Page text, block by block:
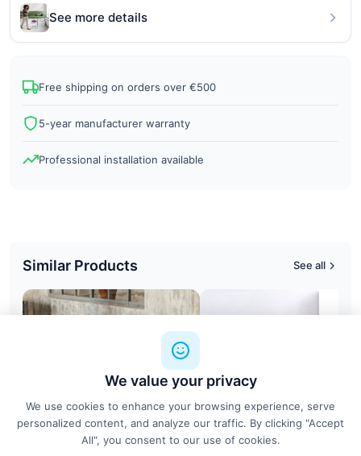
See more details
Free shipping on orders over €500
5-year manufacturer warranty
Professional installation available
Similar Products See all
We value your privacy
We use cookies to enhance your browsing experience, serve
personalized content, and analyze our traffic. By clicking "Accept
All", you consent to our use of cookies.